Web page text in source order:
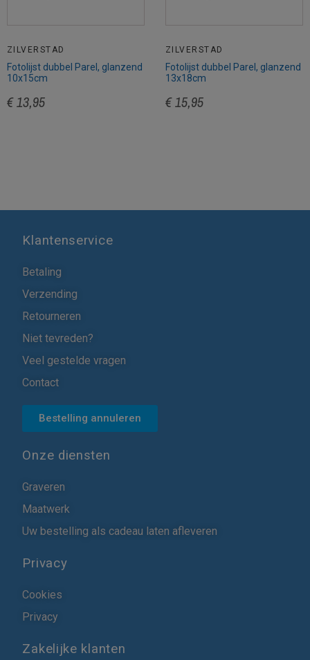
ZILVERSTAD
Fotolijst dubbel Parel, glanzend
10x15cm
€ 13,95
ZILVERSTAD
Fotolijst dubbel Parel, glanzend
13x18cm
€ 15,95
Klantenservice
Betaling
Verzending
Retourneren
Niet tevreden?
Veel gestelde vragen
Contact
Bestelling annuleren
Onze diensten
Graveren
Maatwerk
Uw bestelling als cadeau laten afleveren
Privacy
Cookies
Privacy
Zakelijke klanten